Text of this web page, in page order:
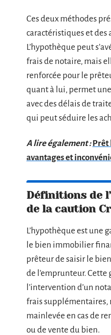
Ces deux méthodes
caractéristiques et des
L’hypothèque peut
frais de notaire, mais
renforcée pour le
quant à lui, permet
avec des délais de
qui peut séduire les
A lire également : Prêt
avantages et
Définitions de
de la caution
L’hypothèque est une
le bien immobilier
prêteur de saisir le
de l’emprunteur. Cette
l’intervention d’un
frais supplémentaires,
mainlevée en cas de
ou de vente du bien.